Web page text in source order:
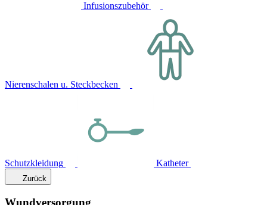
Infusionszubehör
Nierenschalen u. Steckbecken
Schutzkleidung Katheter
Zurück
Wundversorgung